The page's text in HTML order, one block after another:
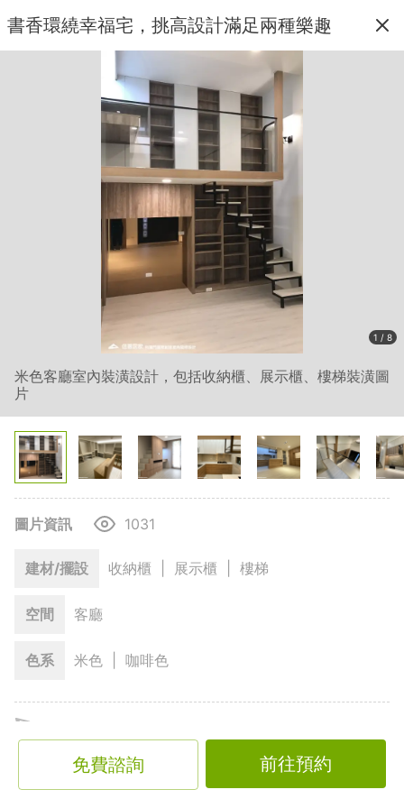
書香環繞幸福宅，挑高設計滿足兩種樂趣
1 / 8
米色客廳室內裝潢設計，包括收納櫃、展示櫃、樓梯裝潢圖
片
投身教育界的屋主夫婦，不僅家中有海量藏書，日常生活也
喜愛烹飪及瑜珈。設計師透過巧思與專業，創造出一個能滿
足男屋主閱讀的書房，也兼具女屋主做瑜珈的活動場域，一
圖片資訊 1031
建材/擺設 收納櫃 展示櫃 樓梯
空間 客廳
色系 米色 咖啡色
免費諮詢 前往預約